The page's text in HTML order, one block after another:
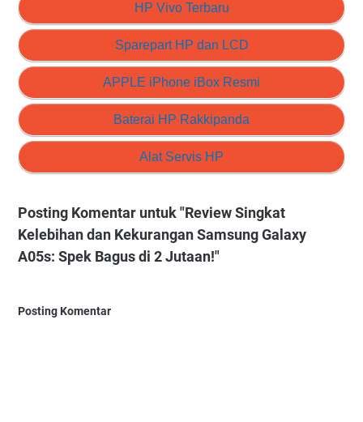
HP Vivo Terbaru
Sparepart HP dan LCD
APPLE iPhone iBox Resmi
Baterai HP Rakkipanda
Alat Servis HP
Posting Komentar untuk "Review Singkat
Kelebihan dan Kekurangan Samsung Galaxy
A05s: Spek Bagus di 2 Jutaan!"
Posting Komentar